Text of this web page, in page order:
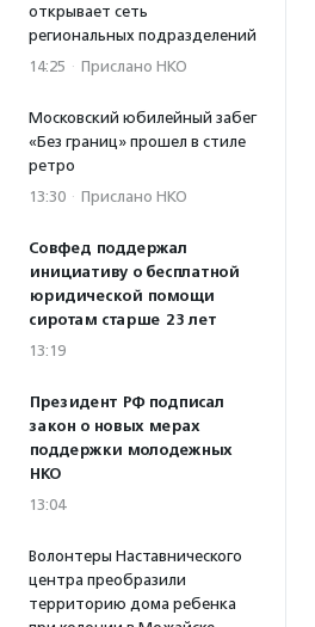
открывает сеть
региональных подразделений
14:25 · Прислано НКО
Московский юбилейный забег
«Без границ» прошел в стиле
ретро
13:30 · Прислано НКО
Совфед поддержал
инициативу о бесплатной
юридической помощи
сиротам старше 23 лет
13:19
Президент РФ подписал
закон о новых мерах
поддержки молодежных
НКО
13:04
Волонтеры Наставнического
центра преобразили
территорию дома ребенка